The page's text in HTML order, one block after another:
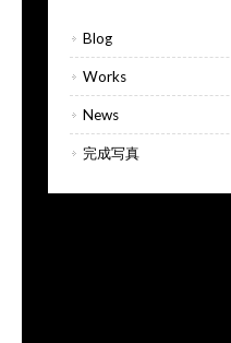
Blog
Works
News
完成写真